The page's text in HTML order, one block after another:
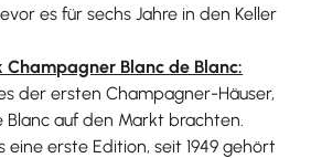
es für sechs Jahre in den Keller
Champagner Blanc de Blanc:
der ersten Champagner-Häuser,
Blanc auf den Markt brachten.
eine erste Edition, seit 1949 gehört